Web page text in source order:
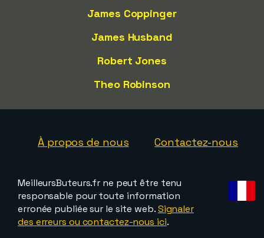
James Coppinger
James Husband
Robert Jones
Theo Robinson
À propos de nous Contactez-nous
MeilleursButeurs.fr ne peut être tenu
responsable pour toute information
erronée publiée sur le site web.Signaler
des erreurs ou contactez-nous ici.